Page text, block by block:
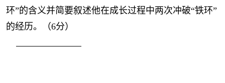
环”的含义并简要叙述他在成长过程中两次冲破“铁环”
的经历。（6分）